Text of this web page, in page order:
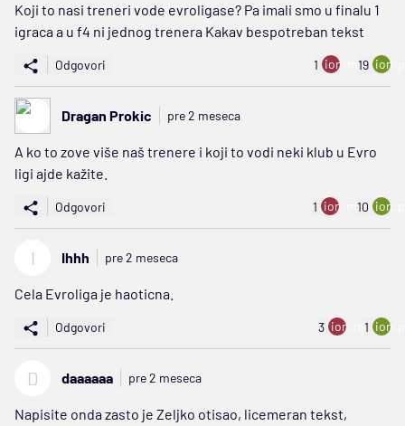
Koji to nasi treneri vode evroligase? Pa imali smo u finalu 1
igraca a u f4 ni jednog trenera Kakav bespotreban tekst
Odgovori 1 ion:minus
19
Dragan Prokic pre 2 meseca
A ko to zove više naš trenere i koji to vodi neki klub u Evro
ligi ajde kažite.
Odgovori 1 ion:minus
10
I Ihhh pre 2 meseca
Cela Evroliga je haoticna.
Odgovori 3 ion:minus
1
D daaaaaa pre 2 meseca
Napisite onda zasto je Zeljko otisao, licemeran tekst,